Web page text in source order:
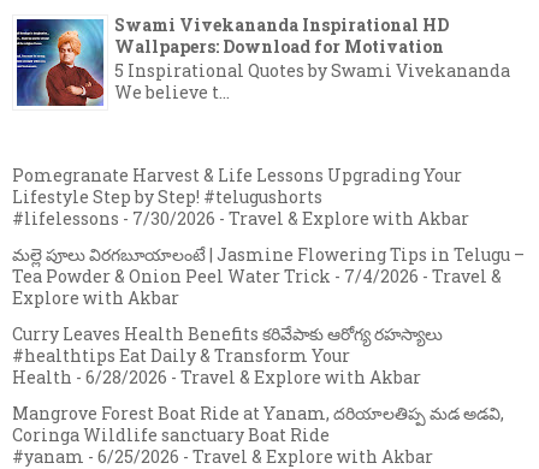
Swami Vivekananda Inspirational HD
Wallpapers: Download for Motivation
5 Inspirational Quotes by Swami Vivekananda
We believe t...
Pomegranate Harvest & Life Lessons Upgrading Your
Lifestyle Step by Step! #telugushorts
#lifelessons - 7/30/2026 - Travel & Explore with Akbar
మల్లె పూలు విరగబూయాలంటే | Jasmine Flowering Tips in Telugu –
Tea Powder & Onion Peel Water Trick - 7/4/2026 - Travel &
Explore with Akbar
Curry Leaves Health Benefits కరివేపాకు ఆరోగ్య రహస్యాలు
#healthtips Eat Daily & Transform Your
Health - 6/28/2026 - Travel & Explore with Akbar
Mangrove Forest Boat Ride at Yanam, దరియాలతిప్ప మడ అడవి,
Coringa Wildlife sanctuary Boat Ride
#yanam - 6/25/2026 - Travel & Explore with Akbar